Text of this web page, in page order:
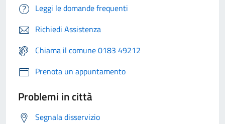
Leggi le domande frequenti
Richiedi Assistenza
Chiama il comune 0183 49212
Prenota un appuntamento
Problemi in città
Segnala disservizio